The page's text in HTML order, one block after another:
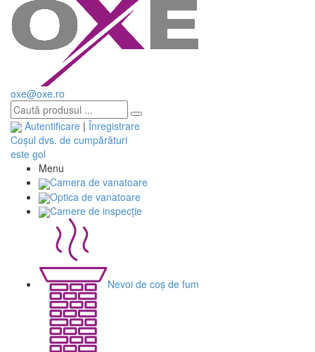
oxe@oxe.ro
Autentificare | Înregistrare
Coșul dvs. de cumpărături
este gol
Menu
Camera de vanatoare
Optica de vanatoare
Camere de inspecție
Nevoi de coș de fum